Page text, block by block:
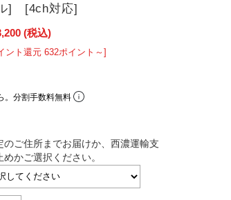
] [4ch対応]
(税込)
ント還元 632ポイント～]
。分割手数料無料
のご住所までお届けか、西濃運輸支
めかご選択ください。